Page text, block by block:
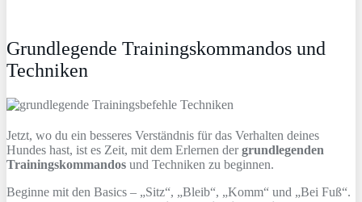
Grundlegende Trainingskommandos und
Techniken
Jetzt, wo du ein besseres Verständnis für das Verhalten deines
Hundes hast, ist es Zeit, mit dem Erlernen dergrundlegenden
Trainingskommandos und Techniken zu beginnen.
Beginne mit den Basics – „Sitz“, „Bleib“, „Komm“ und „Bei Fuß“.